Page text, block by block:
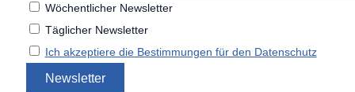
Wöchentlicher Newsletter
Täglicher Newsletter
Ich akzeptiere die Bestimmungen für den Datenschutz